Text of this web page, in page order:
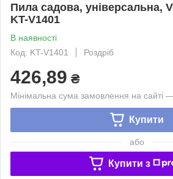
Пила садова, універсальна,
KT-V1401
В наявності
Код: KT-V1401
Роздріб
426,89 ₴
Мінімальна сума замовлення на сайті
Купити
або
Купити з